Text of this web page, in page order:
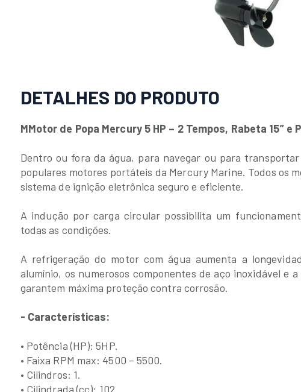
DETALHES DO PRODUTO
MMotor de Popa Mercury 5 HP – 2 Tempos, Rabeta 15” e
Dentro ou fora da água, para navegar ou para
populares motores portáteis da Mercury Marine. Todos os
sistema de ignição eletrônica seguro e eficiente.
A indução por carga circular possibilita um
todas as condições.
A refrigeração do motor com água aumenta a
alumínio, os numerosos componentes de aço inoxidável e
garantem máxima proteção contra corrosão.
- Características:
• Potência (HP): 5HP.
• Faixa RPM max: 4500 – 5500.
• Cilindros: 1.
• Cilindrada (cc): 102.